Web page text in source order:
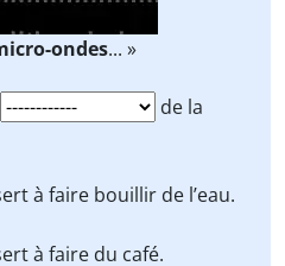
ondes... »
de la
à faire bouillir de l’eau.
à faire du café.